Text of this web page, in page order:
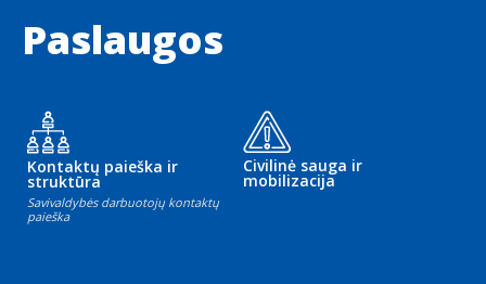
Paslaugos
Kontaktų paieška ir
struktūra
Savivaldybės darbuotojų kontaktų
paieška
Civilinė sauga ir
mobilizacija